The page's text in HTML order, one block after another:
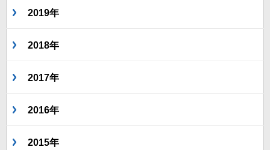
2019年
2018年
2017年
2016年
2015年